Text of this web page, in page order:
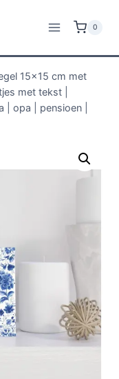
0
15×15 cm met
met tekst |
opa | pensioen |